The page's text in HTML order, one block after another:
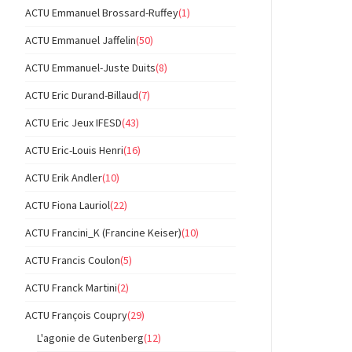
ACTU Emmanuel Brossard-Ruffey(1)
ACTU Emmanuel Jaffelin(50)
ACTU Emmanuel-Juste Duits(8)
ACTU Eric Durand-Billaud(7)
ACTU Eric Jeux IFESD(43)
ACTU Eric-Louis Henri(16)
ACTU Erik Andler(10)
ACTU Fiona Lauriol(22)
ACTU Francini_K (Francine Keiser)(10)
ACTU Francis Coulon(5)
ACTU Franck Martini(2)
ACTU François Coupry(29)
L'agonie de Gutenberg(12)